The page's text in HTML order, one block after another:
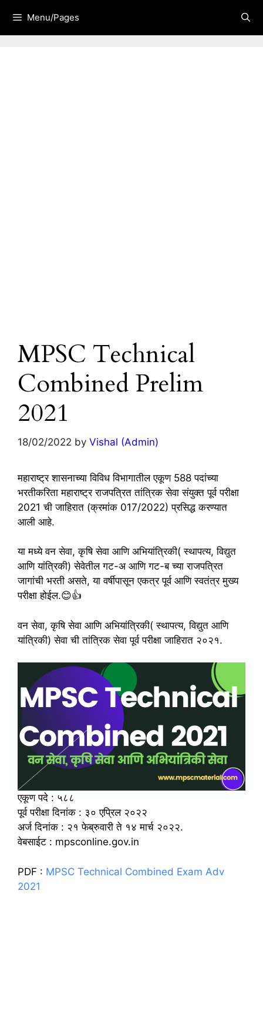
content
Menu/Pages
MPSC Technical
Combined Prelim
2021
18/02/2022 by Vishal (Admin)
महाराष्ट्र शासनाच्या विविध विभागातील एकूण 588 पदांच्या
भरतीकरिता महाराष्ट्र राजपत्रित तांत्रिक सेवा संयुक्त पूर्व परीक्षा
2021 ची जाहिरात (क्रमांक 017/2022) प्रसिद्ध करण्यात
आली आहे.
या मध्ये वन सेवा, कृषि सेवा आणि अभियांत्रिकी( स्थापत्य, विद्युत
आणि यांत्रिकी) सेवेतील गट-अ आणि गट-ब च्या राजपत्रित
जागांची भरती असते, या वर्षीपासून एकत्र पूर्व आणि स्वतंत्र मुख्य
परीक्षा होईल.😊👍
वन सेवा, कृषि सेवा आणि अभियांत्रिकी( स्थापत्य, विद्युत आणि
यांत्रिकी) सेवा ची तांत्रिक सेवा पूर्व परीक्षा जाहिरात २०२१.
एकूण पदे : ५८८
पूर्व परीक्षा दिनांक : ३० एप्रिल २०२२
अर्ज दिनांक : २१ फेब्रुवारी ते १४ मार्च २०२२.
वेबसाईट : mpsconline.gov.in
PDF : MPSC Technical Combined Exam Adv
2021